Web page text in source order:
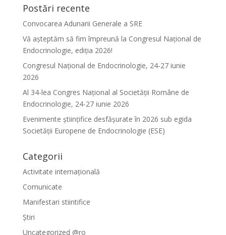
Postări recente
Convocarea Adunarii Generale a SRE
Vă așteptăm să fim împreună la Congresul Național de
Endocrinologie, ediția 2026!
Congresul Național de Endocrinologie, 24-27 iunie
2026
Al 34-lea Congres Național al Societății Române de
Endocrinologie, 24-27 iunie 2026
Evenimente ştiinţifice desfăşurate în 2026 sub egida
Societăţii Europene de Endocrinologie (ESE)
Categorii
Activitate internațională
Comunicate
Manifestari stiintifice
Știri
Uncategorized @ro